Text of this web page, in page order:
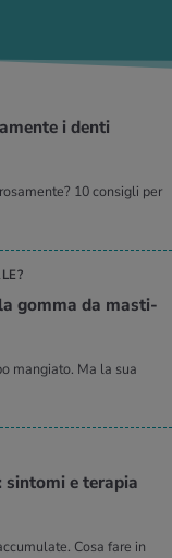
i denti
10 consigli per
gomma da ma­sti­
mangiato. Ma la sua
sin­to­mi e te­ra­pia
Cosa fare in